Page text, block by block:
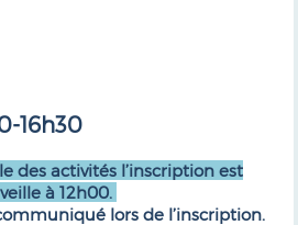
16h30
des activités l’inscription est
à 12h00.
lors de l’inscription.